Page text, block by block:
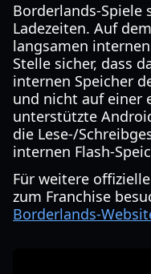
Borderlands-Spiele
Ladezeiten. Auf
langsamen
Stelle sicher, dass
internen Speicher
und nicht auf einer
unterstützte
die Lese-/
internen Flash-
Für weitere
zum Franchise
Borderlands-